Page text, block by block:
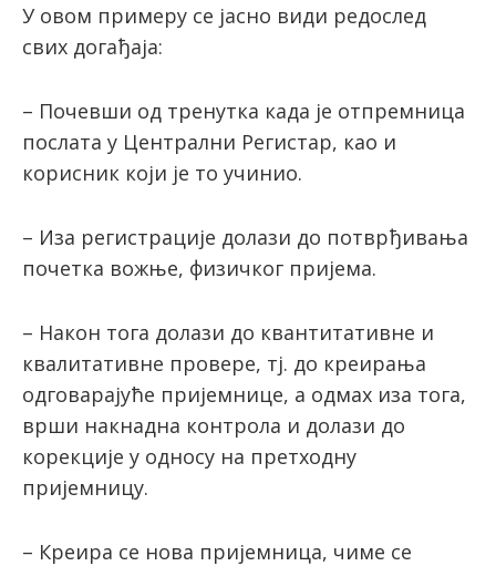
У овом примеру се јасно види редослед
свих догађаја:
– Почевши од тренутка када је отпремница
послата у Централни Регистар, као и
корисник који је то учинио.
– Иза регистрације долази до потврђивања
почетка вожње, физичког пријема.
– Након тога долази до квантитативне и
квалитативне провере, тј. до креирања
одговарајуће пријемнице, а одмах иза тога,
врши накнадна контрола и долази до
корекције у односу на претходну
пријемницу.
– Креира се нова пријемница, чиме се